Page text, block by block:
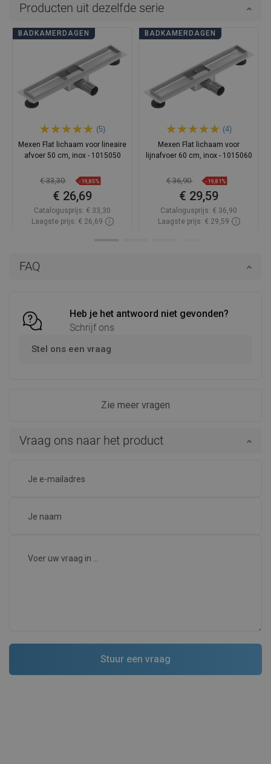
FAQ
Heb je het antwoord niet gevonden?
Schrijf ons
Stel ons een vraag
Zie meer vragen
Vraag ons naar het product
Producten uit dezelfde serie
BADKAMERDAGEN
(5)
Mexen Flat lichaam voor lineaire
afvoer 50 cm, inox - 1015050
€ 33,30 -19,85%
€ 26,69
Catalogusprijs: € 33,30
Laagste prijs: € 26,69
BADKAMERDAGEN
(4)
Mexen Flat lichaam voor
lijnafvoer 60 cm, inox - 1015060
€ 36,90 -19,81%
€ 29,59
Catalogusprijs: € 36,90
Laagste prijs: € 29,59